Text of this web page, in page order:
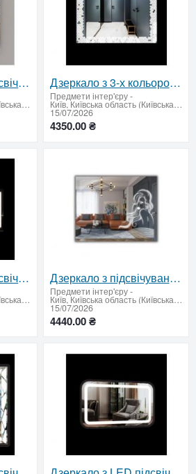
Дзеркало з LED підсвічуванням 500 х 500 мм.
Київ, Київська область (Київська область - продати купити)
Дзеркало з 3-х кольоровим LED та вимикачем 600 х 900 мм.
Предмети інтер'єру-
Київ, Київська область (Київська область - продати купити)
15/07/2026
4350.00 ₴
Дзеркало з LED підсвічуванням 850 х 1600 мм.
Київ, Київська область (Київська область - продати купити)
Дзеркало з підсвічуванням 750х950 мм
Предмети інтер'єру-
Київ, Київська область (Київська область - продати купити)
15/07/2026
4440.00 ₴